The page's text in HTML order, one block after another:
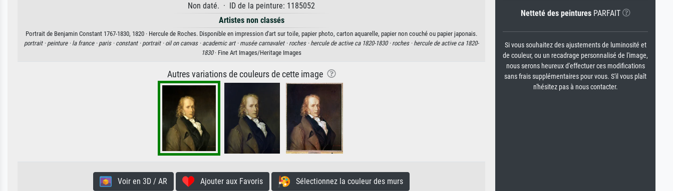
Non daté. · ID de la peinture: 1185052
Artistes non classés
Portrait de Benjamin Constant 1767-1830, 1820 · Hercule de Roches. Disponible en impression d'art sur toile, papier photo, carton aquarelle, papier non couché ou papier japonais.
portrait · peinture · la france · paris · constant · portrait · oil on canvas · academic art · musée carnavalet · roches · hercule de active ca 1820-1830 · roches · hercule de active ca 1820-
1830· Fine Art Images/Heritage Images
Autres variations de couleurs de cette image
Voir en 3D / AR Ajouter aux Favoris Sélectionnez la couleur des murs
Netteté des peinturesPARFAIT
Si vous souhaitez des ajustements de luminosité et
de couleur, ou un recadrage personnalisé de l'image,
nous serons heureux d'effectuer ces modifications
sans frais supplémentaires pour vous. S'il vous plaît
n'hésitez pas à nous contacter.